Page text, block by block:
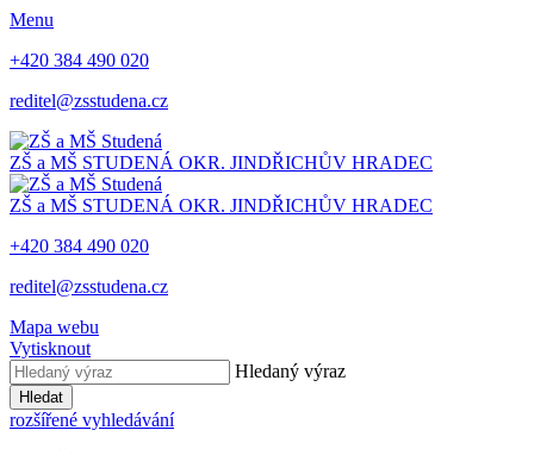
Menu
+420 384 490 020
reditel@zsstudena.cz
ZŠ a MŠ STUDENÁ OKR. JINDŘICHŮV HRADEC
ZŠ a MŠ STUDENÁ OKR. JINDŘICHŮV HRADEC
+420 384 490 020
reditel@zsstudena.cz
Mapa webu
Vytisknout
Hledaný výraz
Hledat
rozšířené vyhledávání